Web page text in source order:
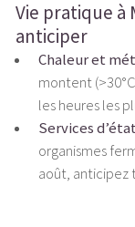
Vie pratique
anticiper
Chaleur et
montent
les heures les
Services
organismes
août, anticipez